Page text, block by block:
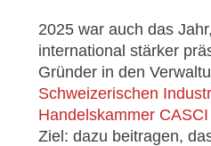
2025 war auch das
international stärker
Gründer in den
Schweizerischen
Handelskammer CASCI
Ziel: dazu beitragen,